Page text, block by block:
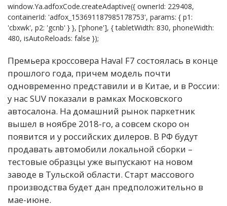
window.Ya.adfoxCode.createAdaptive({ ownerId: 229408,
containerId: 'adfox_153691187985178753', params: { p1:
'cbxwk', p2: 'gcnb' } }, ['phone'], { tabletWidth: 830, phoneWidth:
480, isAutoReloads: false });
Премьера кроссовера Haval F7 состоялась в конце
прошлого года, причем модель почти
одновременно представили и в Китае, и в России:
у нас SUV показали в рамках Московского
автосалона. На домашний рынок паркетник
вышел в ноябре 2018-го, а совсем скоро он
появится и у российских дилеров. В РФ будут
продавать автомобили локальной сборки –
тестовые образцы уже выпускают на новом
заводе в Тульской области. Старт массового
производства будет дан предположительно в
мае-июне.